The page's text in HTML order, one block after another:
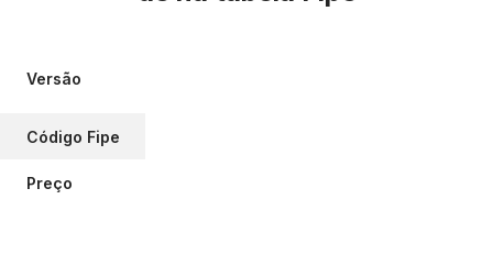
Versão
Código Fipe
Preço